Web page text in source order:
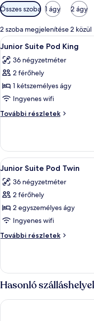
Szobákhoz
rendelkezésre
álló
szűrők
Összes szoba 1 ágy 2 ágy
2 szoba megjelenítése 2 közül
A
következő
szoba
összes
képének
megtekintése:
Junior
Suite
King
6
Junior Suite Pod King
36 négyzetméter
2 férőhely
1 kétszemélyes ágy
Ingyenes wifi
További részletek
Junior
további
részletei
A
következő
szoba
összes
képének
megtekintése:
Junior
Suite
Twin
5
Junior Suite Pod Twin
36 négyzetméter
2 férőhely
2 egyszemélyes ágy
Ingyenes wifi
További részletek
Junior
további
részletei
Hasonló
Wadi Rum Bubble Luxotel